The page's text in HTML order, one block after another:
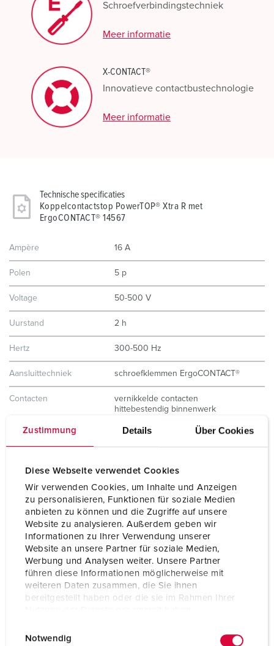
Zustimmung Details Über Cookies
Diese Webseite verwendet Cookies
Wir verwenden Cookies, um Inhalte und Anzeigen
zu personalisieren, Funktionen für soziale Medien
anbieten zu können und die Zugriffe auf unsere
Website zu analysieren. Außerdem geben wir
Informationen zu Ihrer Verwendung unserer
Website an unsere Partner für soziale Medien,
Werbung und Analysen weiter. Unsere Partner
führen diese Informationen möglicherweise mit
weiteren Daten zusammen, die Sie ihnen
bereitgestellt haben oder die sie im Rahmen Ihrer
Notwendig
Schroefverbindingstechniek
Meer informatie
X-CONTACT®
Innovatieve contactbustechnologie
Meer informatie
Technische specificaties
Koppelcontactstop PowerTOP® Xtra R met
ErgoCONTACT® 14567
Ampère 16 A
Polen 5 p
Voltage 50-500 V
Uurstand 2 h
Hertz 300-500 Hz
Aansluittechniek schroefklemmen ErgoCONTACT®
Contacten
vernikkelde contacten
hittebestendig binnenwerk
Beschermingsgraad IP54
Gewicht 215 g
CB Zertifikat
EAC
CQC